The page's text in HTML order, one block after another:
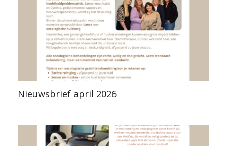
Nieuwsbrief april 2026